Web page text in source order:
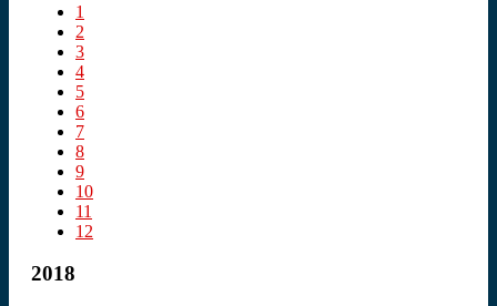
1
2
3
4
5
6
7
8
9
10
11
12
2018